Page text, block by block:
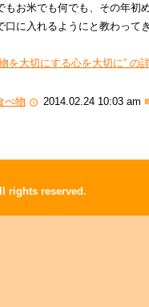
もお米でも何でも、その年初
口に入れるようにと教わって
を大切にする心を大切に” の
べ物 2014.02.24 10:03 am
rights reserved.